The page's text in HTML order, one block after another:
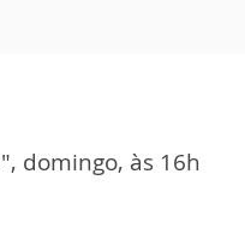
domingo, às 16h